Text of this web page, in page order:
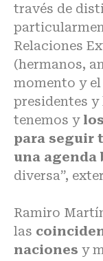
través de
Relaciones
(hermanos,
momento y
presidentes y
tenemos y
para seguir
una agenda
diversa”,
Ramiro
las
naciones y